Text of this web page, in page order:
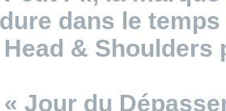
dans le temps
Head & Shoulders
« Jour du